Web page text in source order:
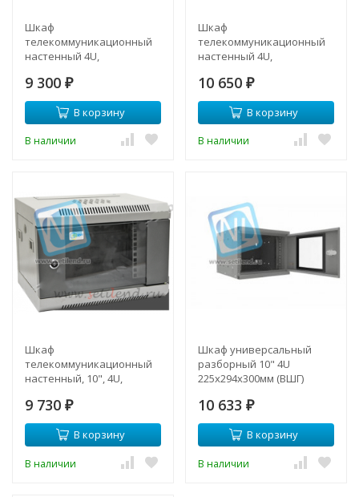
Шкаф
телекоммуникационный
настенный 4U,
(металлическая дверь)
9 300 ₽
В корзину
В наличии
Шкаф
телекоммуникационный
настенный 4U,
(стеклянная дверь)
10 650 ₽
В корзину
В наличии
Шкаф
телекоммуникационный
настенный, 10", 4U,
9 730 ₽
В корзину
В наличии
Шкаф универсальный
разборный 10" 4U
225x294x300мм (ВШГ)
10 633 ₽
В корзину
В наличии